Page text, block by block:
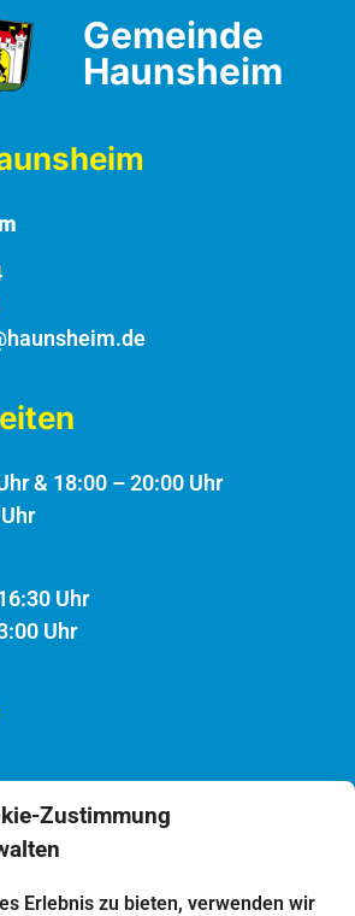
Zustimmung
Erlebnis zu bieten, verwenden wir
Gemeinde
Haunsheim
& 18:00 – 20:00 Uhr
Uhr
Uhr